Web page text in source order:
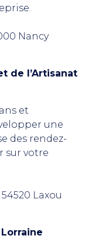
Nancy
de l’Artisanat
et
une
des rendez-
sur votre
Laxou